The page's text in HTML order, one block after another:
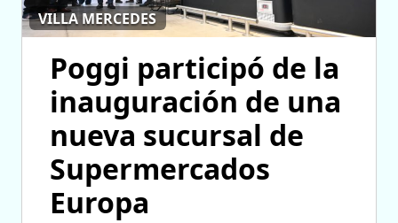
VILLA MERCEDES
Poggi participó de la
inauguración de una
nueva sucursal de
Supermercados
Europa